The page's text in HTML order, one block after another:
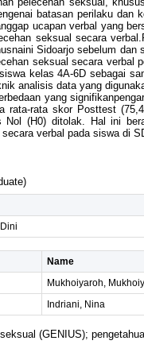
batasan perilaku dan
ucapan verbal yang
seksual secara
Sidoarjo sebelum
seksual secara
kelas 4A-6D sebagai
analisis data yang
yang
rata-rata skor Posttest
(H0) ditolak. Hal ini
verbal pada siswa di
Name
Mukhoiyaroh,
Indriani, Nina
(GENIUS);